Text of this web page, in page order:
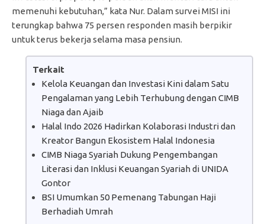
memenuhi kebutuhan,” kata Nur. Dalam survei MISI ini
terungkap bahwa 75 persen responden masih berpikir
untuk terus bekerja selama masa pensiun.
Terkait
Kelola Keuangan dan Investasi Kini dalam Satu
Pengalaman yang Lebih Terhubung dengan CIMB
Niaga dan Ajaib
Halal Indo 2026 Hadirkan Kolaborasi Industri dan
Kreator Bangun Ekosistem Halal Indonesia
CIMB Niaga Syariah Dukung Pengembangan
Literasi dan Inklusi Keuangan Syariah di UNIDA
Gontor
BSI Umumkan 50 Pemenang Tabungan Haji
Berhadiah Umrah